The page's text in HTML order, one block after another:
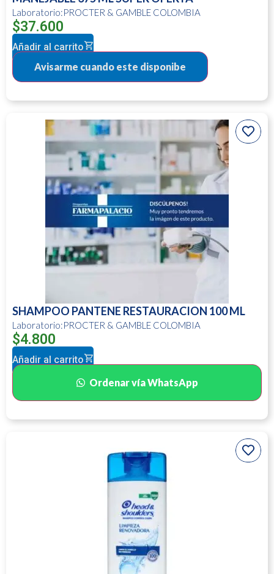
Laboratorio:PROCTER & GAMBLE COLOMBIA
$37.600
Añadir al carrito
SHAMPOO PANTENE RESTAURACION 100 ML
Laboratorio:PROCTER & GAMBLE COLOMBIA
$4.800
Añadir al carrito
Ordenar vía WhatsApp